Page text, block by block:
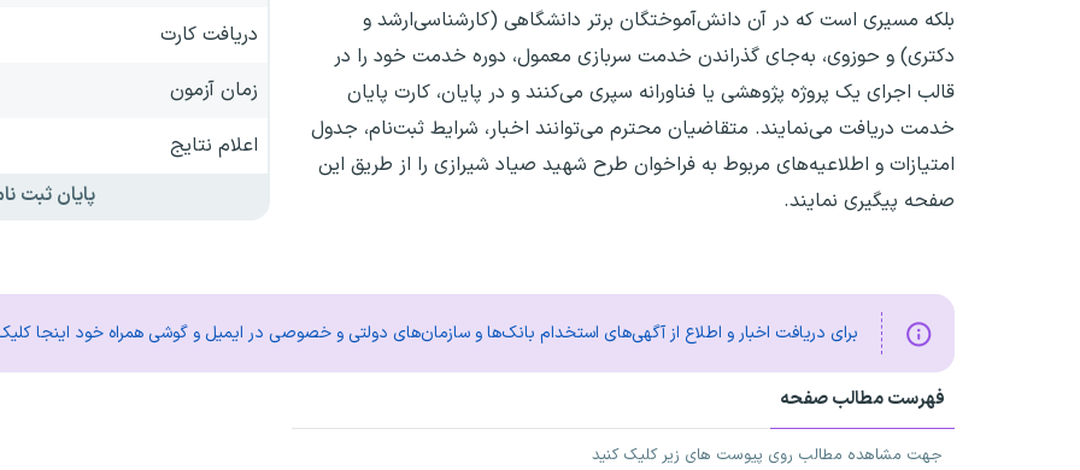
بلکه مسیری است که در آن دانش‌آموختگان برتر دانشگاهی (کارشناسی‌ارشد و
دکتری) و حوزوی، به‌جای گذراندن خدمت سربازی معمول، دوره خدمت خود را در
قالب اجرای یک پروژه پژوهشی یا فناورانه سپری می‌کنند و در پایان، کارت پایان
خدمت دریافت می‌نمایند. متقاضیان محترم می‌توانند اخبار، شرایط ثبت‌نام، جدول
امتیازات و اطلاعیه‌های مربوط به فراخوان طرح شهید صیاد شیرازی را از طریق این
صفحه پیگیری نمایند.
دریافت کارت
زمان آزمون
اعلام نتایج
پایان ثبت
برای دریافت اخبار و اطلاع از آگهی‌های استخدام بانک‌ها و سازمان‌های دولتی و خصوصی در ایمیل و گوشی همراه خود اینجا
فهرست مطالب صفحه
جهت مشاهده مطالب روی پیوست های زیر کلیک کنید